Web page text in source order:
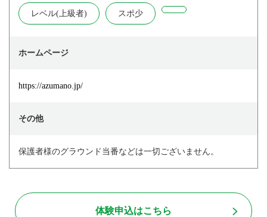
レベル(上級者) スポ少
ホームページ
https://azumano.jp/
その他
保護者様のグラウンド当番などは一切ございません。
体験申込はこちら